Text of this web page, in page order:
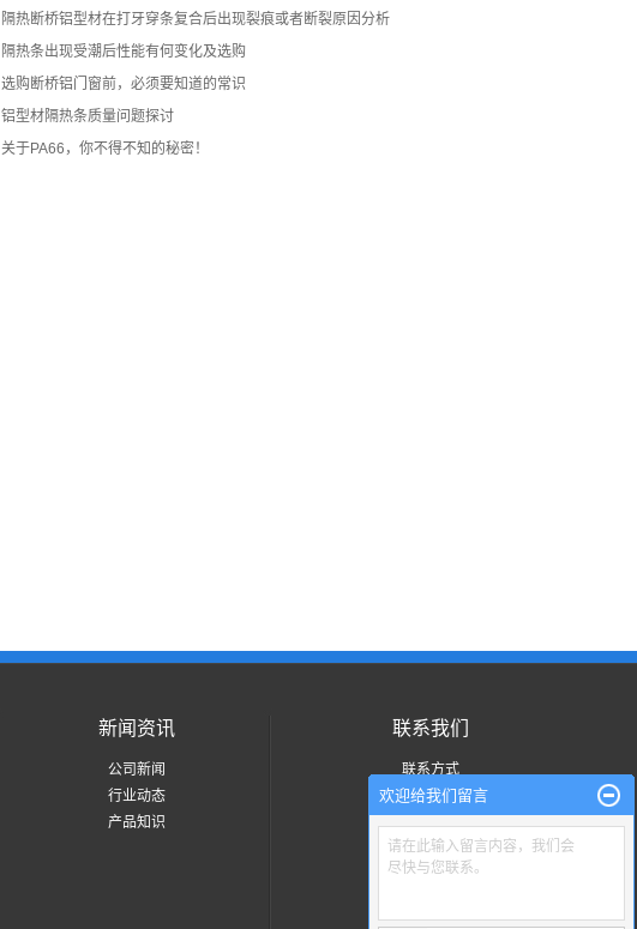
隔热断桥铝型材在打牙穿条复合后出现裂痕或者断裂原因分析
隔热条出现受潮后性能有何变化及选购
选购断桥铝门窗前，必须要知道的常识
铝型材隔热条质量问题探讨
关于PA66，你不得不知的秘密！
新闻资讯
公司新闻
行业动态
产品知识
联系我们
联系方式
欢迎给我们留言
请在此输入留言内容，我们会
尽快与您联系。